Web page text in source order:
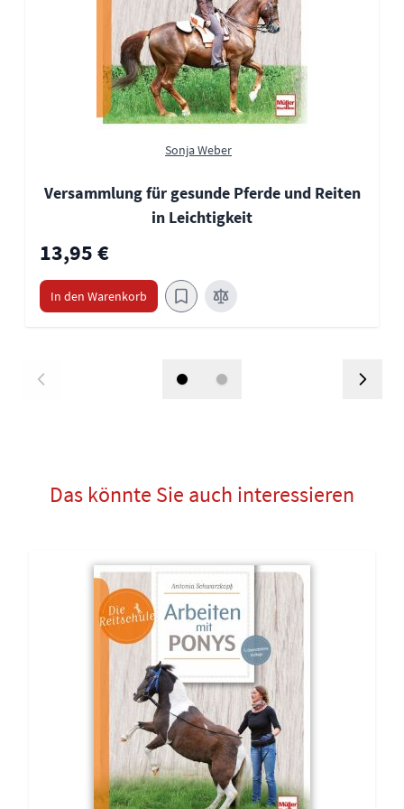
Sonja Weber
Versammlung für gesunde Pferde und Reiten
in Leichtigkeit
13,95 €
In den Warenkorb
Das könnte Sie auch interessieren